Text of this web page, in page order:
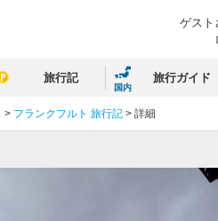
ゲスト
旅行記
国内
旅行ガイド
> フランクフルト 旅行記 > 詳細